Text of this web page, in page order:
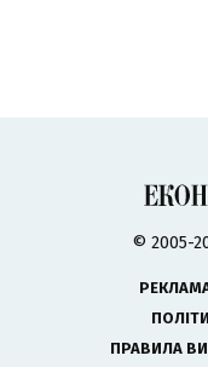
© 2005-
ПРАВИЛА